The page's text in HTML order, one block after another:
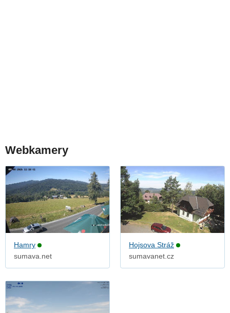
Webkamery
Hamry
sumava.net
Hojsova Stráž
sumavanet.cz